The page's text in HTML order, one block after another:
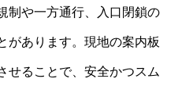
制や一方通行、入口閉鎖の
があります。現地の案内板
せることで、安全かつスム